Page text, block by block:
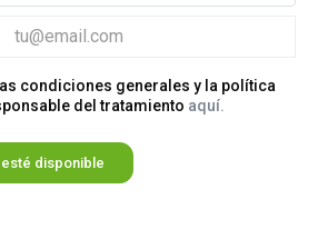
condiciones generales y la política
del tratamiento aquí.
disponible